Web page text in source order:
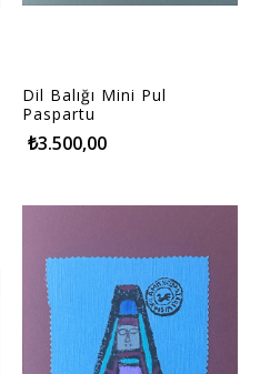
Dil Balığı Mini Pul
Paspartu
₺3.500,00